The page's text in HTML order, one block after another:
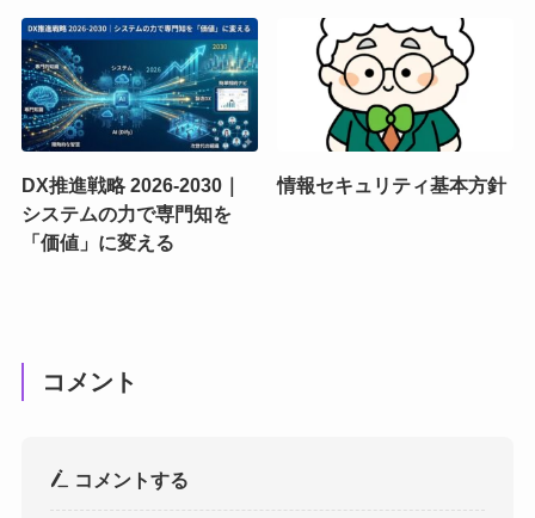
DX推進戦略 2026-2030｜
システムの力で専門知を
「価値」に変える
情報セキュリティ基本方針
コメント
コメントする